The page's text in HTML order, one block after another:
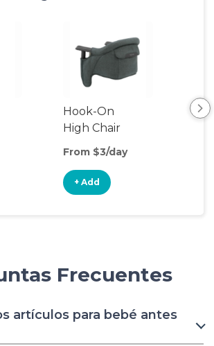
Hook-On
High Chair
From $3/day
+ Add
Frecuentes
artículos para bebé antes